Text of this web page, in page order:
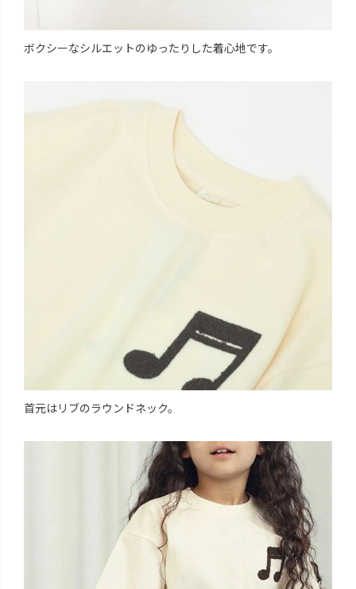
ボクシーなシルエットのゆったりした着心地です。
首元はリブのラウンドネック。